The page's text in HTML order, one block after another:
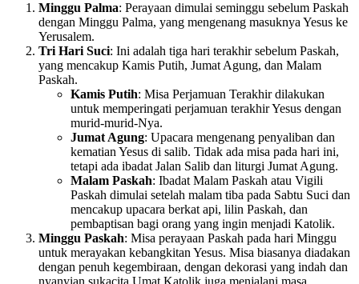
Minggu Palma: Perayaan dimulai seminggu sebelum Paskah
dengan Minggu Palma, yang mengenang masuknya Yesus ke
Yerusalem.
Tri Hari Suci: Ini adalah tiga hari terakhir sebelum Paskah,
yang mencakup Kamis Putih, Jumat Agung, dan Malam
Paskah.
Kamis Putih: Misa Perjamuan Terakhir dilakukan
untuk memperingati perjamuan terakhir Yesus dengan
murid-murid-Nya.
Jumat Agung: Upacara mengenang penyaliban dan
kematian Yesus di salib. Tidak ada misa pada hari ini,
tetapi ada ibadat Jalan Salib dan liturgi Jumat Agung.
Malam Paskah: Ibadat Malam Paskah atau Vigili
Paskah dimulai setelah malam tiba pada Sabtu Suci dan
mencakup upacara berkat api, lilin Paskah, dan
pembaptisan bagi orang yang ingin menjadi Katolik.
Minggu Paskah: Misa perayaan Paskah pada hari Minggu
untuk merayakan kebangkitan Yesus. Misa biasanya diadakan
dengan penuh kegembiraan, dengan dekorasi yang indah dan
nyanyian sukacita.Umat Katolik juga menjalani masa